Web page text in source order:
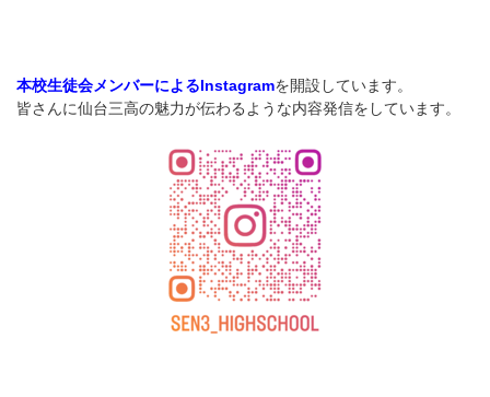
本校生徒会メンバーによるInstagramを開設しています。
皆さんに仙台三高の魅力が伝わるような内容発信をしています。